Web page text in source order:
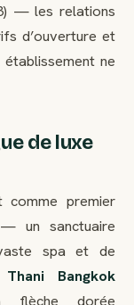
— les relations
d’ouverture et
établissement ne
de luxe
premier
un sanctuaire
spa et de
Bangkok
flèche dorée